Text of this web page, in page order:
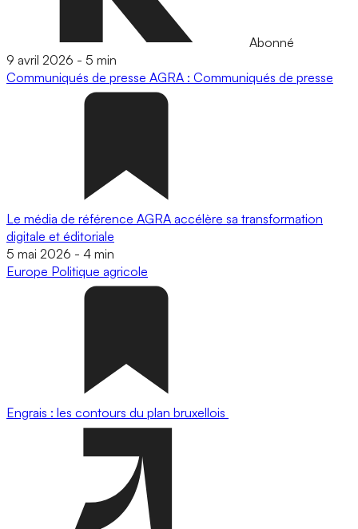
Abonné
9 avril 2026 - 5 min
Communiqués de presse AGRA : Communiqués de presse
Le média de référence AGRA accélère sa transformation
digitale et éditoriale
5 mai 2026 - 4 min
Europe Politique agricole
Engrais : les contours du plan bruxellois